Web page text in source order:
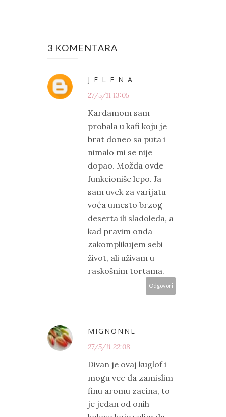
3 KOMENTARA
J E L E N A
27/5/11 13:05
Kardamom sam
probala u kafi koju je
brat doneo sa puta i
nimalo mi se nije
dopao. Možda ovde
funkcioniše lepo. Ja
sam uvek za varijatu
voća umesto brzog
deserta ili sladoleda, a
kad pravim onda
zakomplikujem sebi
život, ali uživam u
raskošnim tortama.
Odgovori
MIGNONNE
27/5/11 22:08
Divan je ovaj kuglof i
mogu vec da zamislim
finu aromu zacina, to
je jedan od onih